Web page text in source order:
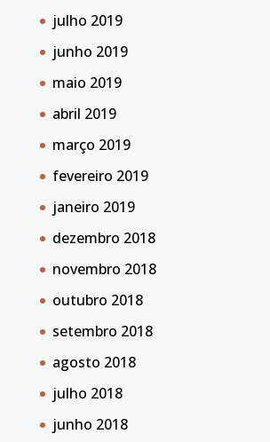
julho 2019
junho 2019
maio 2019
abril 2019
março 2019
fevereiro 2019
janeiro 2019
dezembro 2018
novembro 2018
outubro 2018
setembro 2018
agosto 2018
julho 2018
junho 2018